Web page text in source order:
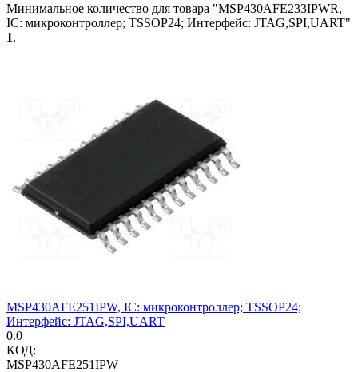
Минимальное количество для товара "MSP430AFE233IPWR,
IC: микроконтроллер; TSSOP24; Интерфейс: JTAG,SPI,UART"
1.
MSP430AFE251IPW, IC: микроконтроллер; TSSOP24;
Интерфейс: JTAG,SPI,UART
0.0
КОД:
MSP430AFE251IPW